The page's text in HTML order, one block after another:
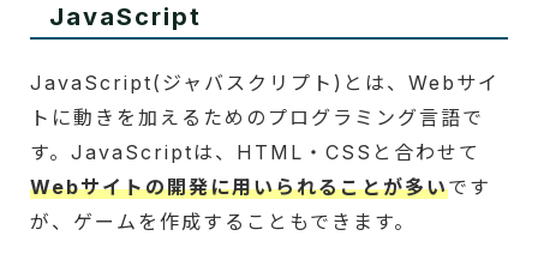
JavaScript
JavaScript(ジャバスクリプト)とは、Webサイ
トに動きを加えるためのプログラミング言語で
す。JavaScriptは、HTML・CSSと合わせて
Webサイトの開発に用いられることが多いです
が、ゲームを作成することもできます。